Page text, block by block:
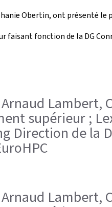
Obertin, ont présenté le
faisant fonction de la DG
Lambert,
supérieur ;
Direction de la
Lambert,